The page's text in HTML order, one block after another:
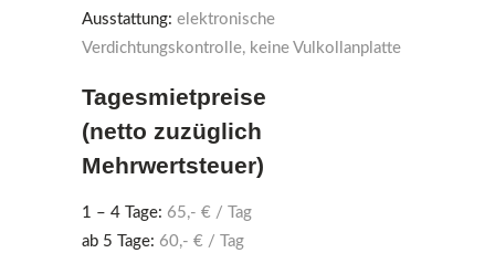
Ausstattung: elektronische
Verdichtungskontrolle, keine Vulkollanplatte
Tagesmietpreise
(netto zuzüglich
Mehrwertsteuer)
1 – 4 Tage: 65,- € / Tag
ab 5 Tage: 60,- € / Tag